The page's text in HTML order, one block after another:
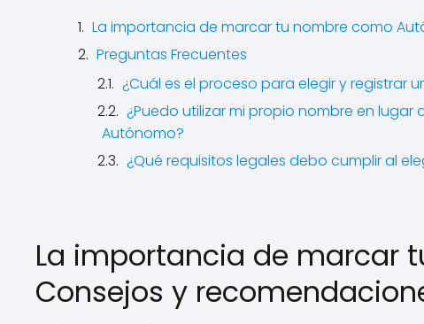
La importancia de marcar tu nombre como
Preguntas Frecuentes
¿Cuál es el proceso para elegir y
¿Puedo utilizar mi propio nombre en
Autónomo?
¿Qué requisitos legales debo cumplir al
La importancia de marcar
Consejos y